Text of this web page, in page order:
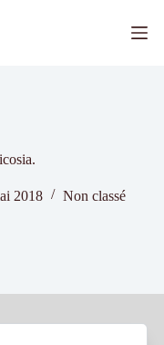
2018 Non classé